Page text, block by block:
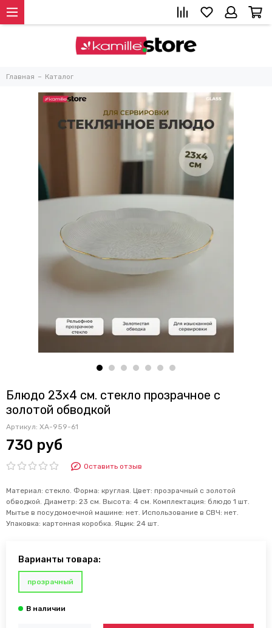
Главная Каталог
Блюдо 23х4 см. стекло прозрачное с
золотой обводкой
Артикул: ХА-959-61
730 руб
Оставить отзыв
Материал: стекло. Форма: круглая. Цвет: прозрачный с золотой
обводкой. Диаметр: 23 см. Высота: 4 см. Комплектация: блюдо 1 шт.
Мытье в посудомоечной машине: нет. Использование в СВЧ: нет.
Упаковка: картонная коробка. Ящик: 24 шт.
Варианты товара:
прозрачный